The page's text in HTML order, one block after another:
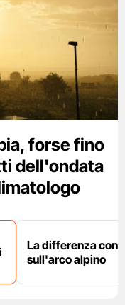
forse fino
dell'ondata
La differenza con
sull'arco alpino